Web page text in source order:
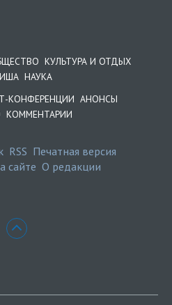
КУЛЬТУРА И ОТДЫХ
НАУКА
КОНФЕРЕНЦИИ АНОНСЫ
КОММЕНТАРИИ
RSS Печатная версия
сайте О редакции